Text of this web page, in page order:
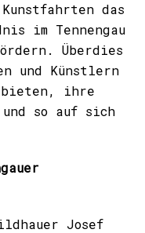
das
im Tennengau
Überdies
und Künstlern
bieten, ihre
so auf sich
Josef